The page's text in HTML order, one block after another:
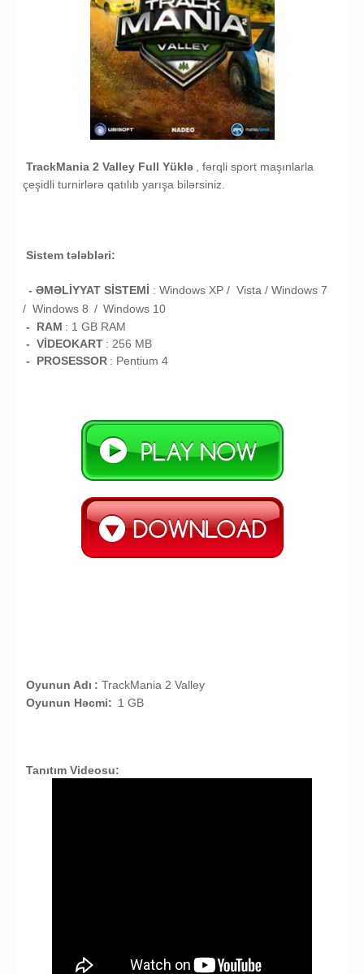
TrackMania 2 Valley Full Yüklə
, fərqli sport maşınlarla
çeşidli turnirlərə qatılıb yarışa bilərsiniz.
Sistem tələbləri:
- ƏMƏLİYYAT SİSTEMİ : Windows XP / Vista / Windows 7
/ Windows 8 / Windows 10
- RAM : 1 GB RAM
- VİDEOKART : 256 MB
- PROSESSOR : Pentium 4
Oyunun Adı : TrackMania 2 Valley
Oyunun Həcmi: 1 GB
Tanıtım Videosu: